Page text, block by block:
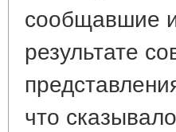
сообщавшие
результате
что